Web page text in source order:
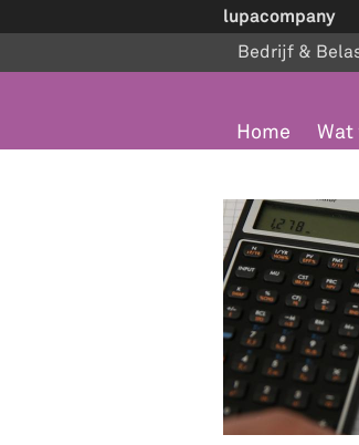
lupacompany
Bedrijf &
Home Wat